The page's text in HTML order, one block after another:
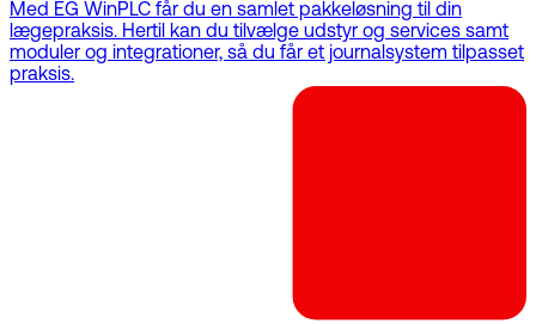
Med EG WinPLC får du en samlet pakkeløsning til din
lægepraksis. Hertil kan du tilvælge udstyr og services samt
moduler og integrationer, så du får et journalsystem tilpasset
praksis.